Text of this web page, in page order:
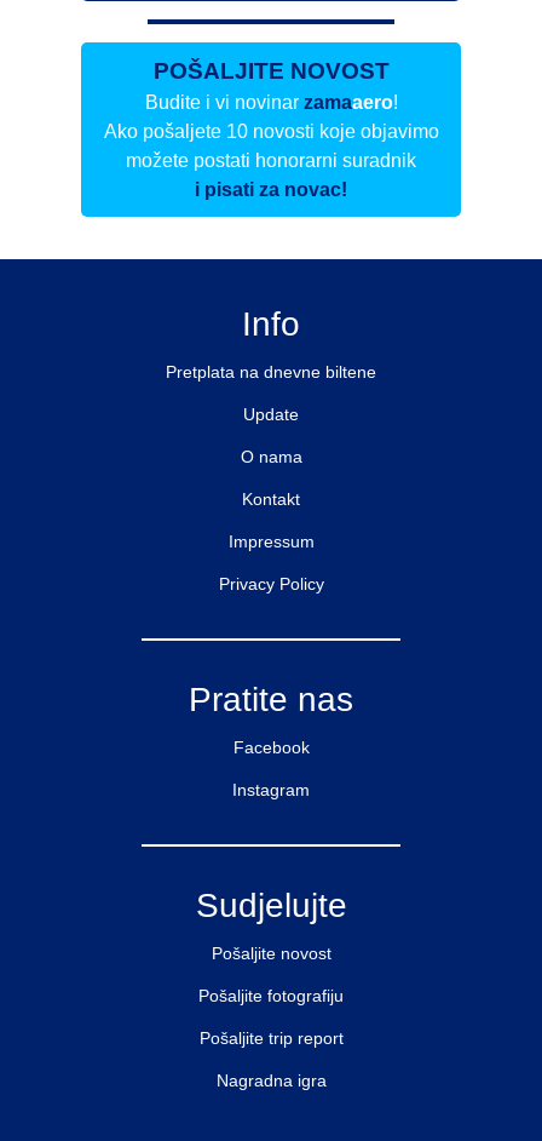
POŠALJITE NOVOST
Budite i vi novinar zamaaero!
Ako pošaljete 10 novosti koje objavimo
možete postati honorarni suradnik
i pisati za novac!
Info
Pretplata na dnevne biltene
Update
O nama
Kontakt
Impressum
Privacy Policy
Pratite nas
Facebook
Instagram
Sudjelujte
Pošaljite novost
Pošaljite fotografiju
Pošaljite trip report
Nagradna igra